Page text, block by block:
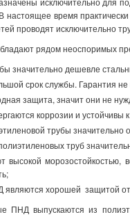
настоящее время
проводят исключительно
рядом неоспоримых
значительно дешевле
срок службы. Гарантия
защита, значит они не
коррозии и устойчивы
трубы значительно
труб
морозостойкостью,
хорошей защитой от
ПНД выпускаются из